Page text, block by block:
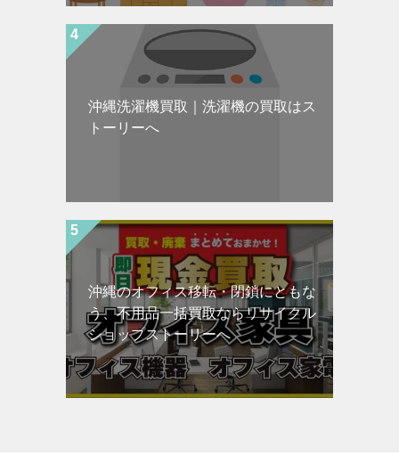
沖縄洗濯機買取｜洗濯機の買取はス
トーリーへ
沖縄のオフィス移転・閉鎖にともな
う、不用品一括買取ならリサイクル
ショップストーリーへ